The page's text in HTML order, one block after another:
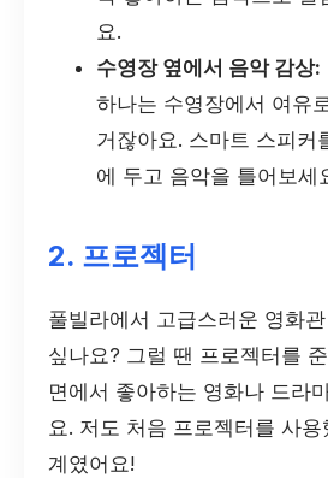
요.
수영장 옆에서 음악 감상:
하나는 수영장에서 여유
거잖아요. 스마트 스피커
에 두고 음악을 틀어보세
2. 프로젝터
풀빌라에서 고급스러운 영화
싶나요? 그럴 땐 프로젝터를
면에서 좋아하는 영화나 드라
요. 저도 처음 프로젝터를 사
계였어요!